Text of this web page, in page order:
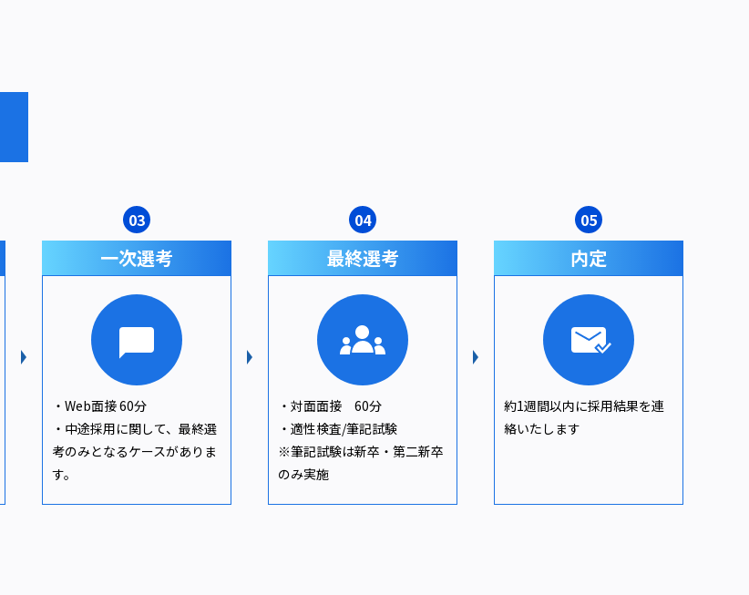
03
一次選考
・Web面接 60分
・中途採用に関して、最終選
考のみとなるケースがありま
す。
04
最終選考
・対面面接 60分
・適性検査/筆記試験
※筆記試験は新卒・第二新卒
のみ実施
05
内定
約1週間以内に採用結果を連
絡いたします